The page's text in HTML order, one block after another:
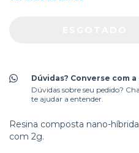
Dúvidas? Converse com
Dúvidas sobre seu pedido?
te ajudar a entender.
Resina composta nano-
com 2g.